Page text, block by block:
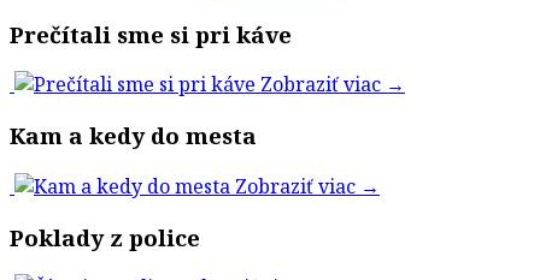
Prečítali sme si pri káve
Zobraziť viac →
Kam a kedy do mesta
Zobraziť viac →
Poklady z police